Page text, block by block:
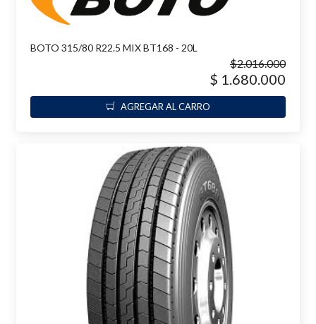
BOTO 315/80 R22.5 MIX BT168 - 20L
$2.016.000
$ 1.680.000
AGREGAR AL CARRO